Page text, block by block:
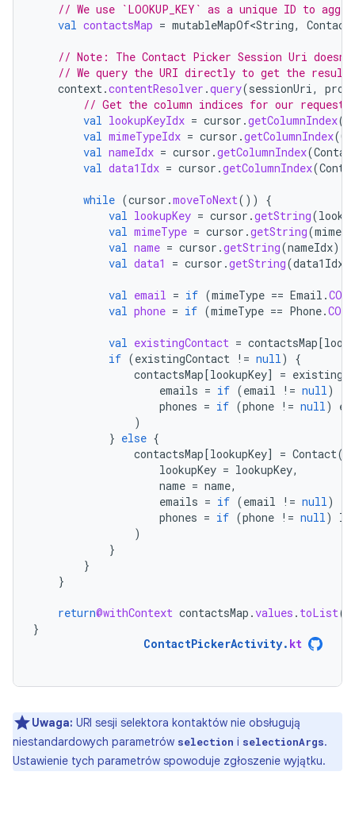
// We use `LOOKUP_KEY` as a unique ID to
val contactsMap = mutableMapOf<String, Contact
// Note: The Contact Picker Session Uri
// We query the URI directly to get the
context.contentResolver .query(sessionUri,
// Get the column indices for our
val lookupKeyIdx = cursor .getColumnIndex(
val mimeTypeIdx = cursor .getColumnIndex(
val nameIdx = cursor .getColumnIndex(
val data1Idx = cursor .getColumnIndex(
while (cursor .moveToNext())
{
val lookupKey = cursor .getString(
val mimeType = cursor .getString(
val name = cursor .getString(nameIdx)
val data1 = cursor .getString(data1Idx
val email = if (mimeType == Email .
val phone = if (mimeType == Phone.
val existingContact = contactsMap[
if (existingContact != null)
{
contactsMap[lookupKey] =
emails = if (email != null)
phones = if (phone != null)
)
} else {
contactsMap[lookupKey] = Contact(
lookupKey = lookupKey,
name = name,
emails = if (email != null)
phones = if (phone != null)
)
}
}
}
return@withContext contactsMap .values . toList()
}
ContactPickerActivity. kt
Uwaga: URI sesji selektora kontaktów nie obsługują
niestandardowych parametrów selection i selectionArgs.
Ustawienie tych parametrów spowoduje zgłoszenie wyjątku.